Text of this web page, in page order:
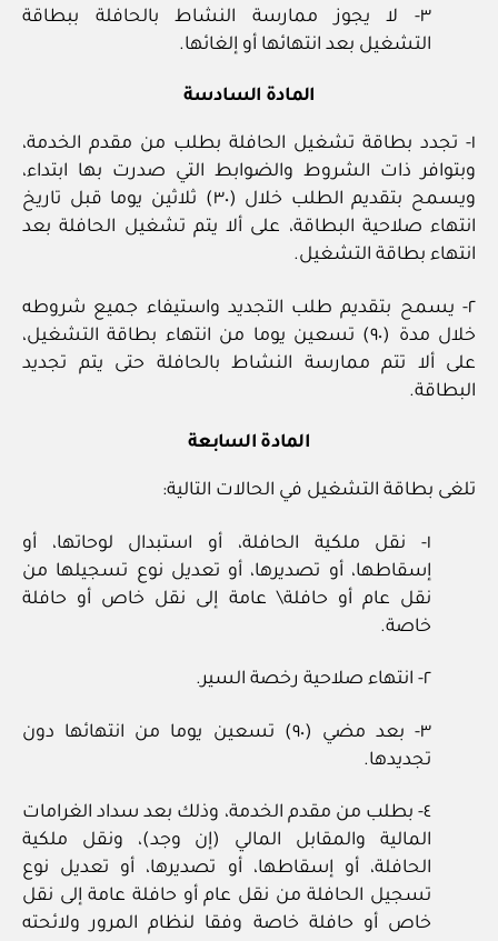
٣- لا يجوز ممارسة النشاط بالحافلة ببطاقة
التشغيل بعد انتهائها أو إلغائها.
المادة السادسة
١- تجدد بطاقة تشغيل الحافلة بطلب من مقدم الخدمة،
وبتوافر ذات الشروط والضوابط التي صدرت بها ابتداء،
ويسمح بتقديم الطلب خلال (٣٠) ثلاثين يوما قبل تاريخ
انتهاء صلاحية البطاقة، على ألا يتم تشغيل الحافلة بعد
انتهاء بطاقة التشغيل.
٢- يسمح بتقديم طلب التجديد واستيفاء جميع شروطه
خلال مدة (٩٠) تسعين يوما من انتهاء بطاقة التشغيل،
على ألا تتم ممارسة النشاط بالحافلة حتى يتم تجديد
البطاقة.
المادة السابعة
تلغى بطاقة التشغيل في الحالات التالية:
١- نقل ملكية الحافلة، أو استبدال لوحاتها، أو
إسقاطها، أو تصديرها، أو تعديل نوع تسجيلها من
نقل عام أو حافلة\ عامة إلى نقل خاص أو حافلة
خاصة.
٢- انتهاء صلاحية رخصة السير.
٣- بعد مضي (٩٠) تسعين يوما من انتهائها دون
تجديدها.
٤- بطلب من مقدم الخدمة، وذلك بعد سداد الغرامات
المالية والمقابل المالي (إن وجد)، ونقل ملكية
الحافلة، أو إسقاطها، أو تصديرها، أو تعديل نوع
تسجيل الحافلة من نقل عام أو حافلة عامة إلى نقل
خاص أو حافلة خاصة وفقا لنظام المرور ولائحته